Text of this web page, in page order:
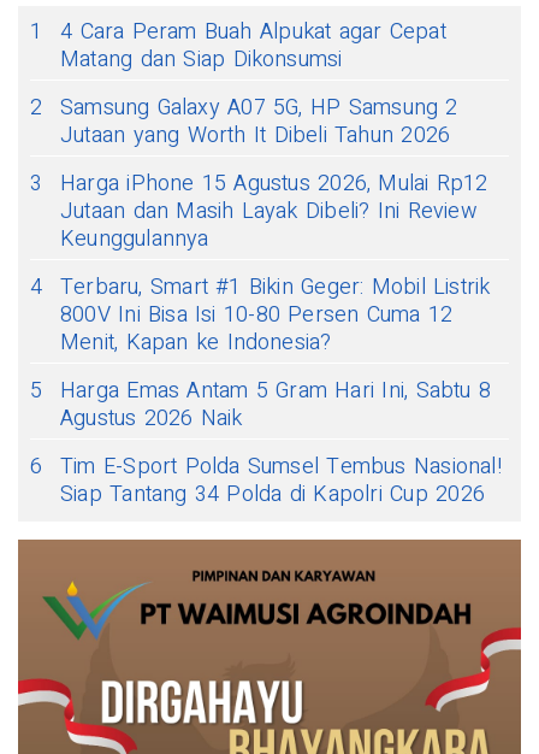
1
4 Cara Peram Buah Alpukat agar Cepat
Matang dan Siap Dikonsumsi
2 Samsung Galaxy A07 5G, HP Samsung 2
Jutaan yang Worth It Dibeli Tahun 2026
3
Harga iPhone 15 Agustus 2026, Mulai Rp12
Jutaan dan Masih Layak Dibeli? Ini Review
Keunggulannya
4 Terbaru, Smart #1 Bikin Geger: Mobil Listrik
800V Ini Bisa Isi 10-80 Persen Cuma 12
Menit, Kapan ke Indonesia?
5
Harga Emas Antam 5 Gram Hari Ini, Sabtu 8
Agustus 2026 Naik
6 Tim E-Sport Polda Sumsel Tembus Nasional!
Siap Tantang 34 Polda di Kapolri Cup 2026